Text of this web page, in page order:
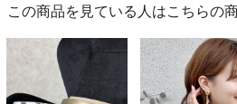
この商品を見ている人はこちらの